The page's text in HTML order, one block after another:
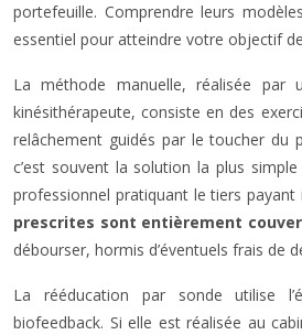
portefeuille. Comprendre leurs
essentiel pour atteindre votre objectif
La méthode manuelle, réalisée par
kinésithérapeute, consiste en des
relâchement guidés par le toucher du
c’est souvent la solution la plus
professionnel pratiquant le tiers payant
prescrites sont entièrement
débourser, hormis d’éventuels frais de
La rééducation par sonde utilise
biofeedback. Si elle est réalisée au